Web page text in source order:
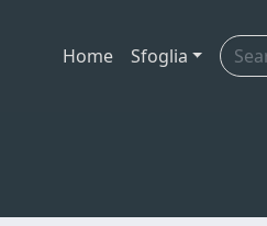
Home Sfoglia